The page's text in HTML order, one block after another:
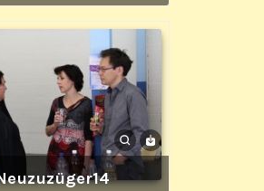
Neuzuzüger14